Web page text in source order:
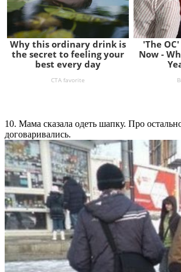
10. Мама сказала одеть шапку. Про
договаривались.